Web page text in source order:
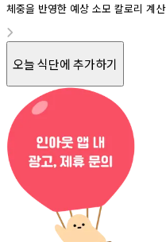
체중을 반영한 예상 소모 칼로리 계산
오늘 식단에 추가하기